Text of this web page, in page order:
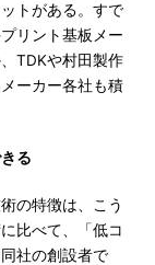
トがある。すで
リント基板メー
TDKや村田製作
ーカー各社も積
る
の特徴は、こう
比べて、「低コ
社の創設者で